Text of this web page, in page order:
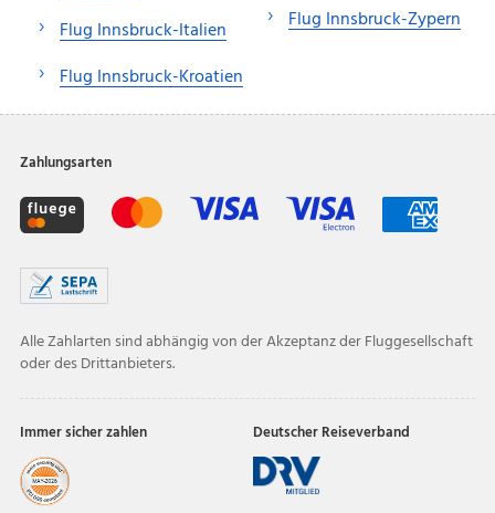
Flug Innsbruck-Italien
Flug Innsbruck-Kroatien
Flug Innsbruck-Zypern